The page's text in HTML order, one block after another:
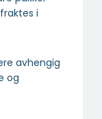
i
avhengig
og